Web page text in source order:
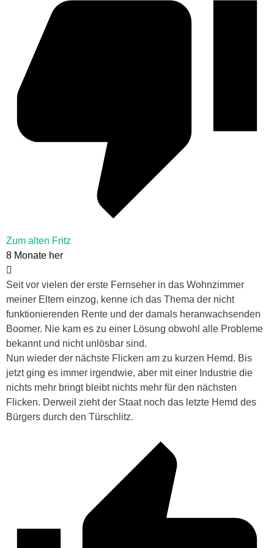
Zum alten Fritz
8 Monate her
Seit vor vielen der erste Fernseher in das Wohnzimmer
meiner Eltern einzog, kenne ich das Thema der nicht
funktionierenden Rente und der damals heranwachsenden
Boomer. Nie kam es zu einer Lösung obwohl alle Probleme
bekannt und nicht unlösbar sind.
Nun wieder der nächste Flicken am zu kurzen Hemd. Bis
jetzt ging es immer irgendwie, aber mit einer Industrie die
nichts mehr bringt bleibt nichts mehr für den nächsten
Flicken. Derweil zieht der Staat noch das letzte Hemd des
Bürgers durch den Türschlitz.